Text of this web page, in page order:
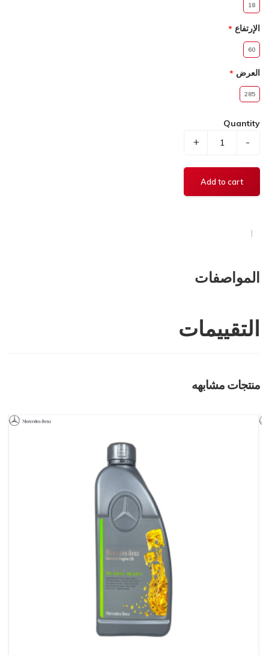
18
الإرتفاع
60
العرض
285
Quantity
-
+
المواصفات
التقييمات
منتجات مشابهه